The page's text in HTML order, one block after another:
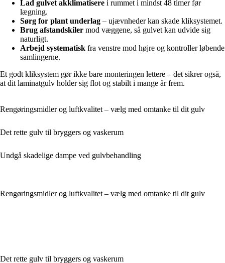
Lad gulvet akklimatisere i rummet i mindst 48 timer før
lægning.
Sørg for plant underlag – ujævnheder kan skade kliksystemet.
Brug afstandskiler mod væggene, så gulvet kan udvide sig
naturligt.
Arbejd systematisk fra venstre mod højre og kontroller løbende
samlingerne.
Et godt kliksystem gør ikke bare monteringen lettere – det sikrer også,
at dit laminatgulv holder sig flot og stabilt i mange år frem.
Rengøringsmidler og luftkvalitet – vælg med omtanke til dit gulv
Det rette gulv til bryggers og vaskerum
Undgå skadelige dampe ved gulvbehandling
Rengøringsmidler og luftkvalitet – vælg med omtanke til dit gulv
Det rette gulv til bryggers og vaskerum